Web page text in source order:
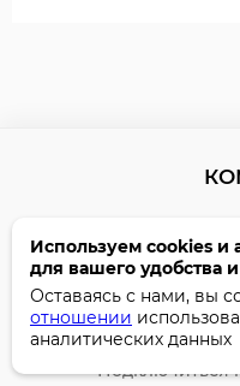
маркеров на таких
писать мягко и не
листах бумаги.
досок может быть
выбирать исходя
предпочтений и
Качественные
диаметра можно
Подключиться
Используем cookies и
для вашего удобства
Оставаясь с нами, вы
отношении
аналитических данных